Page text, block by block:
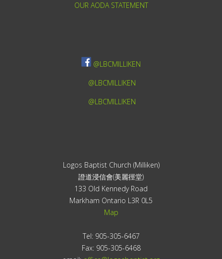
Logos Baptist Church (Milliken)
證道浸信會(美麗徑堂)
133 Old Kennedy Road
Markham Ontario L3R 0L5
Map
Tel: 905-305-6467
Fax: 905-305-6468
OUR AODA STATEMENT
@LBCMILLIKEN
@LBCMILLIKEN
@LBCMILLIKEN